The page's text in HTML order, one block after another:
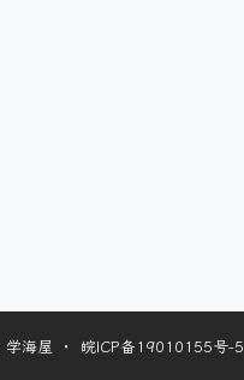
学海屋 ・ 皖ICP备19010155号-5